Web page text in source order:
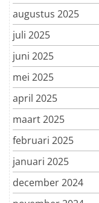
augustus 2025
juli 2025
juni 2025
mei 2025
april 2025
maart 2025
februari 2025
januari 2025
december 2024